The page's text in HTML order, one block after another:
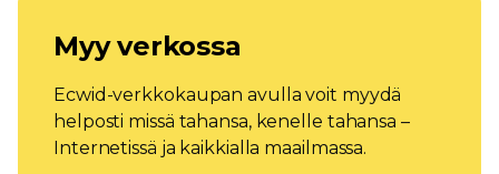
Myy verkossa
Ecwid-verkkokaupan avulla voit myydä
helposti missä tahansa, kenelle tahansa –
Internetissä ja kaikkialla maailmassa.